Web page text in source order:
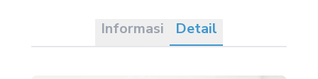
Informasi Detail